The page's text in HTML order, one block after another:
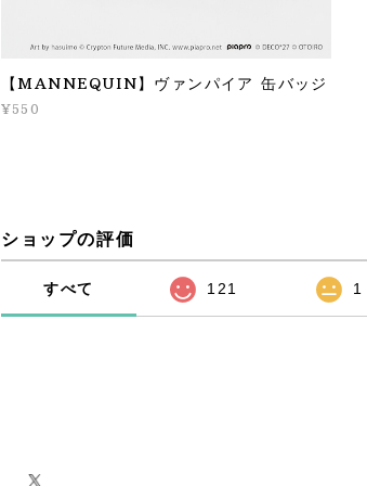
【MANNEQUIN】ヴァンパイア 缶バッジ
¥550
ショップの評価
すべて 121 1